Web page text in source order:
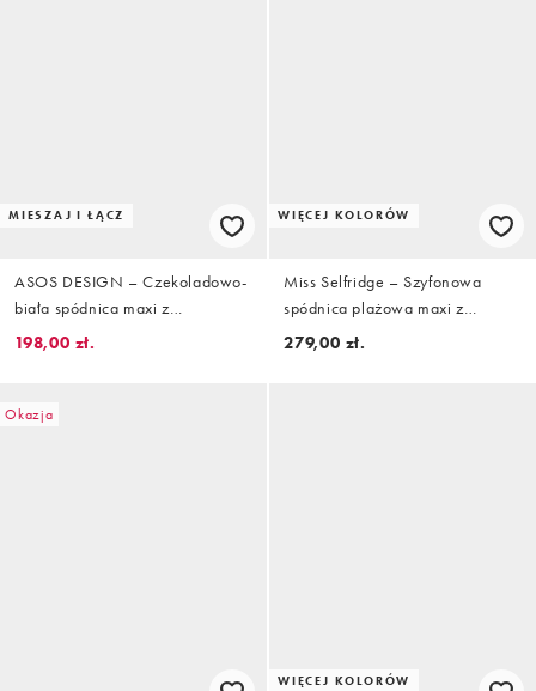
MIESZAJ I ŁĄCZ
ASOS DESIGN – Czekoladowo-
biała spódnica maxi z
falbankami w paski, część
198,00 zł.
WIĘCEJ KOLORÓW
Miss Selfridge – Szyfonowa
spódnica plażowa maxi z
falbankami i asymetrycznym
279,00 zł.
Okazja
WIĘCEJ KOLORÓW